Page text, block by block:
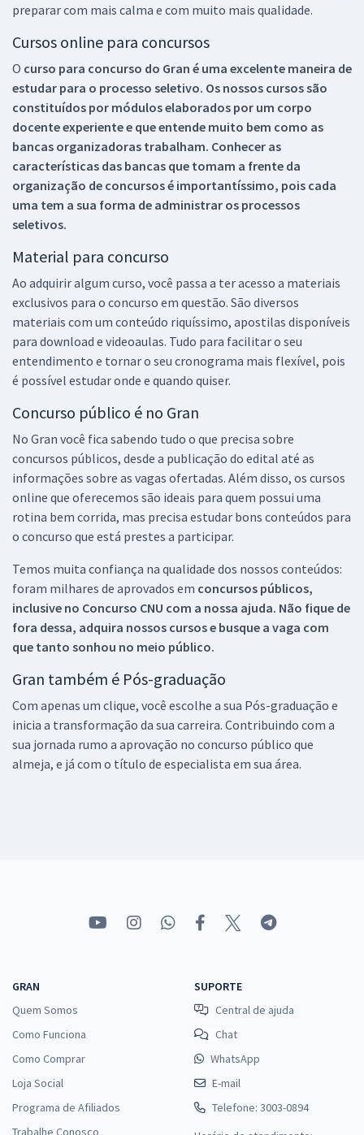
preparar com mais calma e com muito mais qualidade.
Cursos online para concursos
O curso para concurso do Gran é uma excelente maneira de
estudar para o processo seletivo. Os nossos cursos são
constituídos por módulos elaborados por um corpo
docente experiente e que entende muito bem como as
bancas organizadoras trabalham. Conhecer as
características das bancas que tomam a frente da
organização de concursos é importantíssimo, pois cada
uma tem a sua forma de administrar os processos
seletivos.
Material para concurso
Ao adquirir algum curso, você passa a ter acesso a materiais
exclusivos para o concurso em questão. São diversos
materiais com um conteúdo riquíssimo, apostilas disponíveis
para download e videoaulas. Tudo para facilitar o seu
entendimento e tornar o seu cronograma mais flexível, pois
é possível estudar onde e quando quiser.
Concurso público é no Gran
No Gran você fica sabendo tudo o que precisa sobre
concursos públicos, desde a publicação do edital até as
informações sobre as vagas ofertadas. Além disso, os cursos
online que oferecemos são ideais para quem possui uma
rotina bem corrida, mas precisa estudar bons conteúdos para
o concurso que está prestes a participar.
Temos muita confiança na qualidade dos nossos conteúdos:
foram milhares de aprovados em concursos públicos,
inclusive no Concurso CNU com a nossa ajuda. Não fique de
fora dessa, adquira nossos cursos e busque a vaga com
que tanto sonhou no meio público.
Gran também é Pós-graduação
Com apenas um clique, você escolhe a sua Pós-graduação e
inicia a transformação da sua carreira. Contribuindo com a
sua jornada rumo a aprovação no concurso público que
almeja, e já com o título de especialista em sua área.
GRAN
Quem Somos
Como Funciona
Como Comprar
Loja Social
Programa de Afiliados
Trabalhe Conosco
SUPORTE
Central de ajuda
Chat
WhatsApp
E-mail
Telefone: 3003-0894